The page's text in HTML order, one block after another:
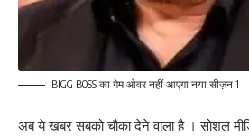
BIGG BOSS का गेम ओवर नहीं आएगा नया सीज़न 1
अब ये खबर सबको चौका देने वाला है । सोशल